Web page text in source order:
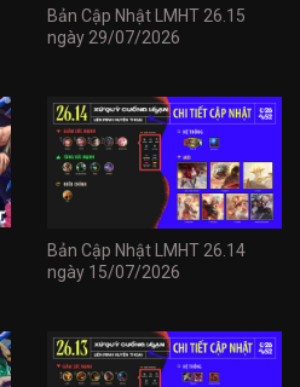
Bản Cập Nhật LMHT 26.15
ngày 29/07/2026
Bản Cập Nhật LMHT 26.14
ngày 15/07/2026